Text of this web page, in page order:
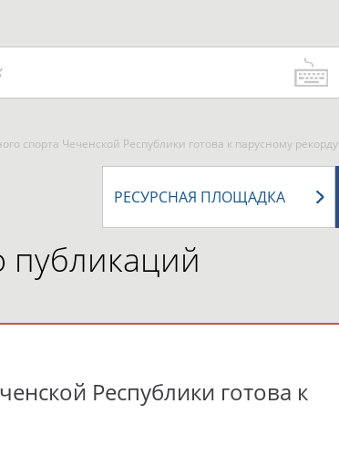
спорта Чеченской Республики готова к парусному рекорду
РЕСУРСНАЯ ПЛОЩАДКА
публикаций
Республики готова к